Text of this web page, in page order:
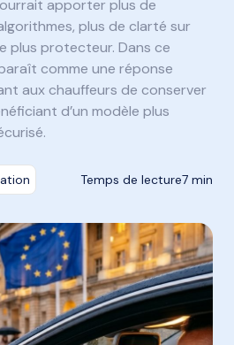
apporter plus de
plus de clarté sur
plus protecteur. Dans ce
comme une réponse
aux chauffeurs de conserver
d’un modèle plus
Temps de lecture7 min